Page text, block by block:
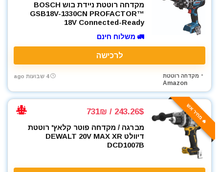
מקדחה רוטטת ניידת בוש BOSCH
GSB18V-1330CN PROFACTOR™
18V Connected-Ready
🚛 משלוח חינם
לרכישה
מקדחה רוטטת
Amazon
4 שבועות ago
🔥 מחיר אש 243.26$ / 731₪
מברגה / מקדחה פוטר קלאץ' רוטטת
דיוולט DEWALT 20V MAX XR
DCD1007B